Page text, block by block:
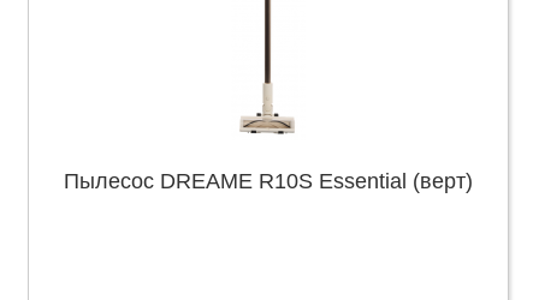
Пылесос DREAME R10S Essential (верт)